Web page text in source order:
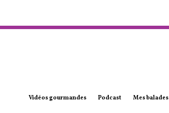
Vidéos gourmandes Podcast Mes balades